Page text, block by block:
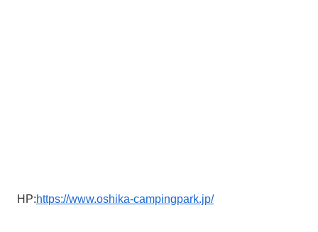
HP:https://www.oshika-campingpark.jp/